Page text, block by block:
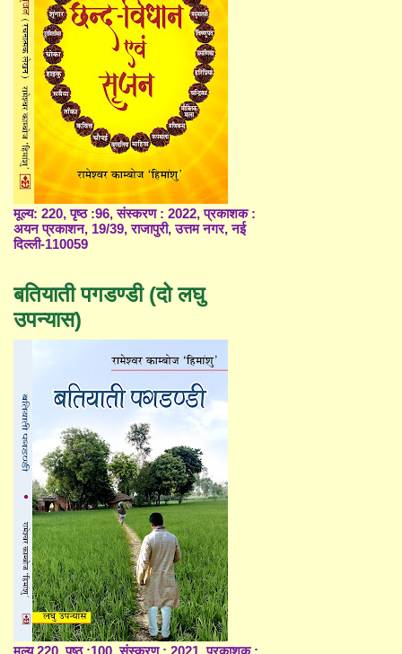
मूल्य: 220, पृष्ठ :96, संस्करण : 2022, प्रकाशक :
अयन प्रकाशन, 19/39, राजापुरी, उत्तम नगर, नई
दिल्ली-110059
बतियाती पगडण्डी (दो लघु
उपन्यास)